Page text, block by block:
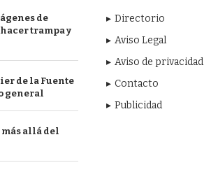
de
trampa y
de la Fuente
general
allá del
Directorio
Aviso Legal
Aviso de privacidad
Contacto
Publicidad